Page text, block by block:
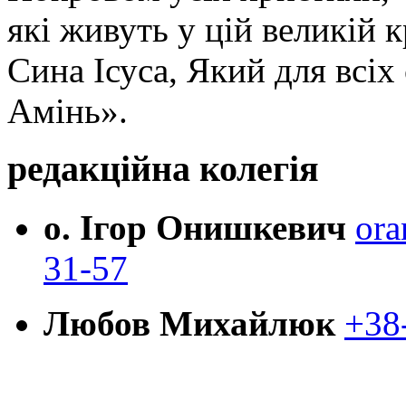
які живуть у цій великій
Сина Ісуса, Який для
Амінь».
редакційна колегія
о. Ігор Онишкевич
31-57
Любов Михайлюк